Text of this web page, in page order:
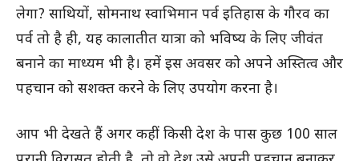
लेगा? साथियों, सोमनाथ स्वाभिमान पर्व इतिहास के गौरव का
पर्व तो है ही, यह कालातीत यात्रा को भविष्य के लिए जीवंत
बनाने का माध्यम भी है। हमें इस अवसर को अपने अस्तित्व और
पहचान को सशक्त करने के लिए उपयोग करना है।
आप भी देखते हैं अगर कहीं किसी देश के पास कुछ 100 साल